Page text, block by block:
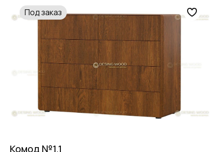
Под заказ
Комод №1.1